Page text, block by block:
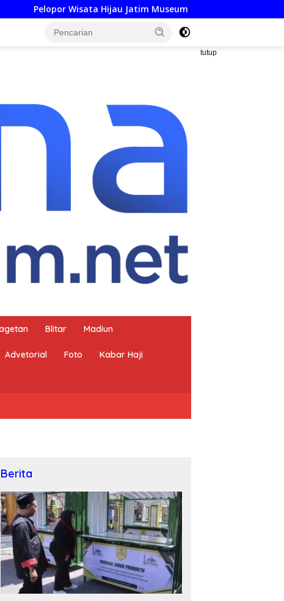
Hijau Jatim Museum SBY-Ani Pacitan Resmi Hadirkan SPKLU
tutup
Blitar Madiun
Advetorial Foto Kabar Haji
Lelang Tertunda 11
Pekerjaan Fisik
Perkuat Tata Kelola Bersih,
Pemkab Ponorogo Siap
Berita